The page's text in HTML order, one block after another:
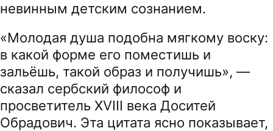
невинным детским сознанием.
«Молодая душа подобна мягкому воску:
в какой форме его поместишь и
зальёшь, такой образ и получишь», —
сказал сербский философ и
просветитель XVIII века Доситей
Обрадович. Эта цитата ясно показывает,